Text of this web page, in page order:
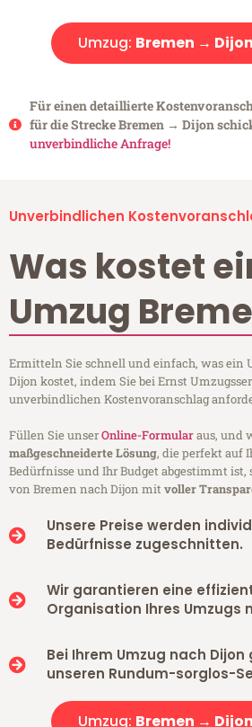
Umzug: Bremen → Dijon
Für einen detaillierte
für die Strecke Bremen → Dijon
unverbindliche Anfrage!
Unverbindlichen
Was kostet
Umzug
Ermitteln Sie schnell und einfach, was ein
Dijon kostet, indem Sie bei Ernst
unverbindlichen Kostenvoranschlag
Füllen Sie unserOnline-Formularaus, und
maßgeschneiderte Lösung, die perfekt auf
Bedürfnisse und Ihr Budget abgestimmt ist,
von Bremen nach Dijon mitvoller
Unsere Preise werden
Bedürfnisse zugeschnitten.
Wir garantieren eine
Organisation Ihres Umzugs
Bei Ihrem Umzug nach Dijon
unseren Rundum-sorglos-
Umzug: Bremen → Dijon